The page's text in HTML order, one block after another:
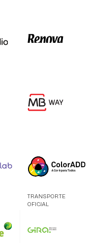
TRANSPORTE
OFICIAL